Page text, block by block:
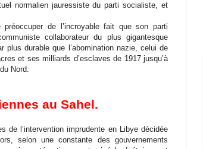
normalien jauressiste du parti socialiste, et
de l’incroyable fait que son parti
collaborateur du plus gigantesque
plus durable que l’abomination nazie, celui de
et ses milliards d’esclaves de 1917 jusqu’à
Nord.
au Sahel.
de l’intervention imprudente en Libye décidée
selon une constante des gouvernements